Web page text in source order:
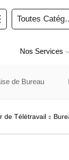
Nos Services
de Bureau
de Télétravail